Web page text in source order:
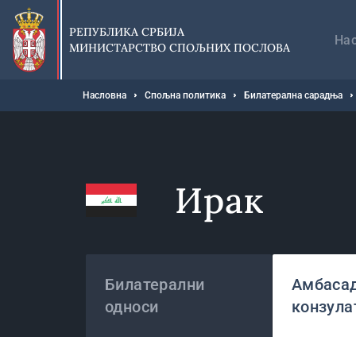
Прескочи
главни
део
садржаја
РЕПУБЛИКА СРБИЈА
МИНИСТАРСТВО СПОЉНИХ ПОСЛОВА
Мрвице
Насловна Спољна политика Билатерална сарадња
Ирак
Билатерални
односи